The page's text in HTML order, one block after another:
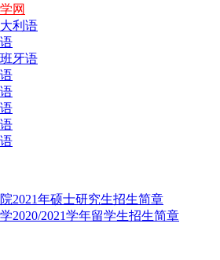
网
利语
牙语
2021年硕士研究生招生简章
2020/2021学年留学生招生简章